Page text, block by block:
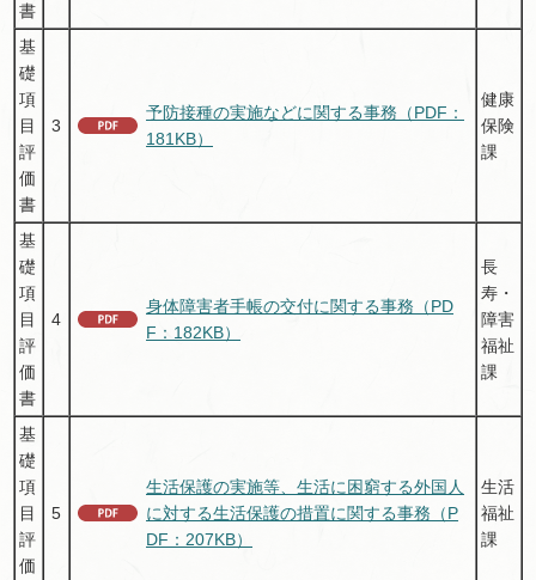
書
基
礎
項
目
評
価
書
3
予防接種の実施などに関する事務（PDF：
181KB）
健康
保険
課
基
礎
項
目
評
価
書
4
身体障害者手帳の交付に関する事務（PD
F：182KB）
長
寿・
障害
福祉
課
基
礎
項
目
評
価
5
生活保護の実施等、生活に困窮する外国人
に対する生活保護の措置に関する事務（P
DF：207KB）
生活
福祉
課